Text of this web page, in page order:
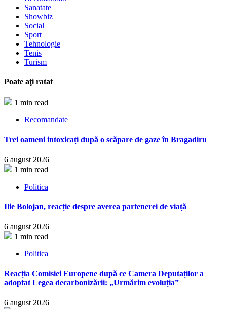
Sanatate
Showbiz
Social
Sport
Tehnologie
Tenis
Turism
Poate aţi ratat
1 min read
Recomandate
Trei oameni intoxicați după o scăpare de gaze în Bragadiru
6 august 2026
1 min read
Politica
Ilie Bolojan, reacție despre averea partenerei de viață
6 august 2026
1 min read
Politica
Reacția Comisiei Europene după ce Camera Deputaților a
adoptat Legea decarbonizării: „Urmărim evoluția”
6 august 2026